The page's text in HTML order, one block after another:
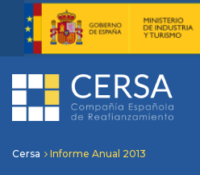
Cersa Informe Anual 2013